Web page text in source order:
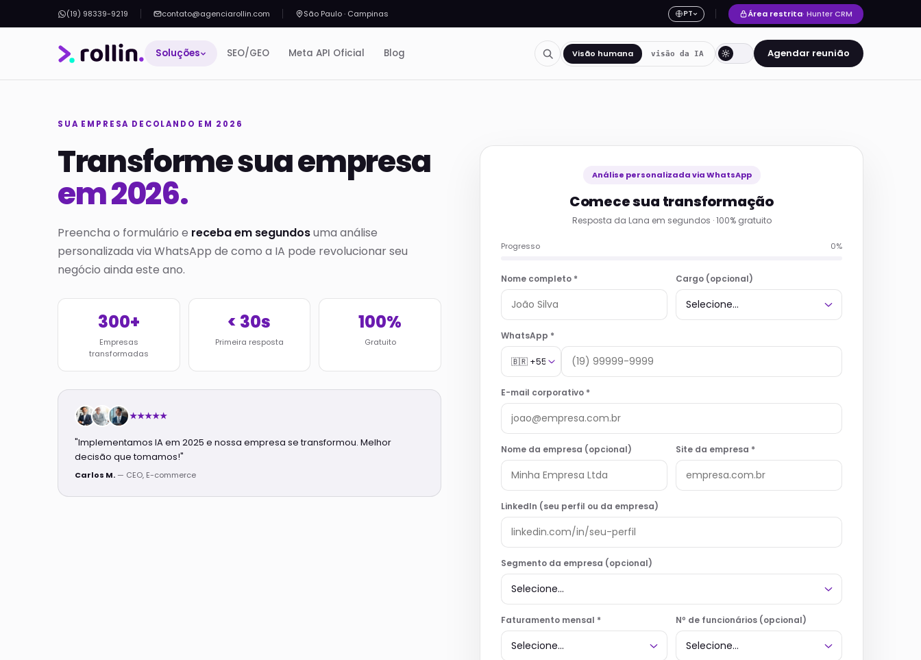
(19) 98339-9219 contato@agenciarollin.com São Paulo · Campinas PT Área restrita· Hunter CRM
Soluções SEO/GEO Meta API Oficial Blog Visão humana visão da IA Agendar reunião
SUA EMPRESA DECOLANDO EM 2026
Transforme sua empresa
em 2026.
Preencha o formulário e receba em segundosuma análise
personalizada via WhatsApp de como a IA pode revolucionar seu
negócio ainda este ano.
300+
Empresas
transformadas
< 30s
Primeira resposta
100%
Gratuito
★★★★★
"Implementamos IA em 2025 e nossa empresa se transformou. Melhor
decisão que tomamos!"
Carlos M. — CEO, E-commerce
Análise personalizada via WhatsApp
Comece sua transformação
Resposta da Lana em segundos · 100% gratuito
Progresso 0%
Nome completo * Cargo (opcional)
WhatsApp *
E-mail corporativo *
Nome da empresa (opcional) Site da empresa *
LinkedIn (seu perfil ou da empresa)
Segmento da empresa (opcional)
Faturamento mensal * Nº de funcionários (opcional)